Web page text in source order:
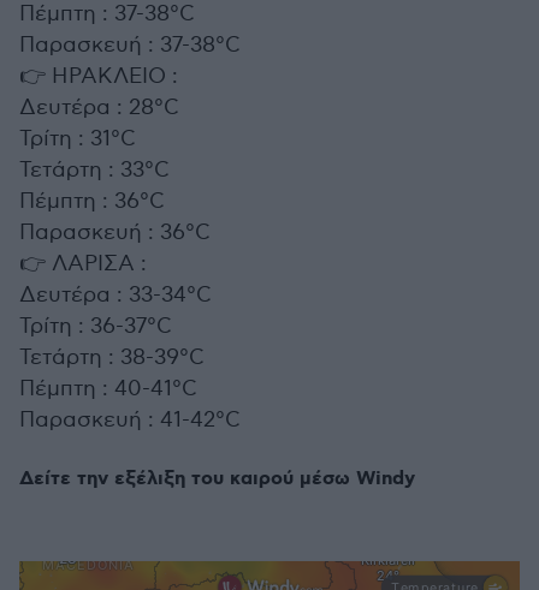
Πέμπτη : 37-38°C
Παρασκευή : 37-38°C
👉 ΗΡΑΚΛΕΙΟ :
Δευτέρα : 28°C
Τρίτη : 31°C
Τετάρτη : 33°C
Πέμπτη : 36°C
Παρασκευή : 36°C
👉 ΛΑΡΙΣΑ :
Δευτέρα : 33-34°C
Τρίτη : 36-37°C
Τετάρτη : 38-39°C
Πέμπτη : 40-41°C
Παρασκευή : 41-42°C
Δείτε την εξέλιξη του καιρού μέσω Windy